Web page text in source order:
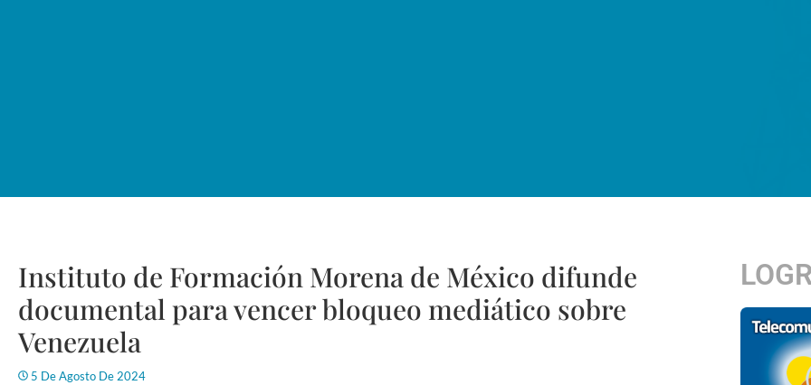
Instituto de Formación Morena de México difunde
documental para vencer bloqueo mediático sobre
Venezuela
5 De Agosto De 2024